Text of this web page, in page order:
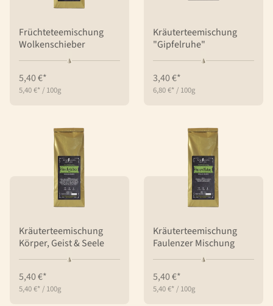
Früchteteemischung
Wolkenschieber
5,40 €*
5,40 €*/ 100g
Kräuterteemischung
"Gipfelruhe"
3,40 €*
6,80 €*/ 100g
Kräuterteemischung
Körper, Geist & Seele
5,40 €*
5,40 €*/ 100g
Kräuterteemischung
Faulenzer Mischung
5,40 €*
5,40 €*/ 100g